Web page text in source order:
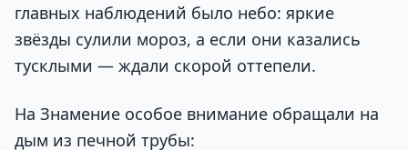
главных наблюдений было небо: яркие
звёзды сулили мороз, а если они казались
тусклыми — ждали скорой оттепели.
На Знамение особое внимание обращали на
дым из печной трубы: